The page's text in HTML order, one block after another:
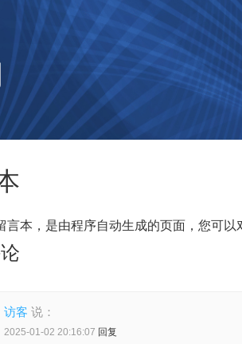
言本，是由程序自动生成的页面，您可以
访客 说：
2025-01-02 20:16:07 回复